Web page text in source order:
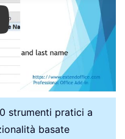
strumenti pratici a
basate